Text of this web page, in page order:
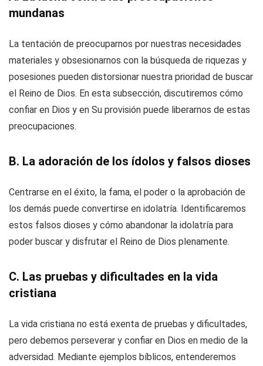
mundanas
La tentación de preocuparnos por nuestras necesidades
materiales y obsesionarnos con la búsqueda de riquezas y
posesiones pueden distorsionar nuestra prioridad de buscar
el Reino de Dios. En esta subsección, discutiremos cómo
confiar en Dios y en Su provisión puede liberarnos de estas
preocupaciones.
B. La adoración de los ídolos y falsos dioses
Centrarse en el éxito, la fama, el poder o la aprobación de
los demás puede convertirse en idolatría. Identificaremos
estos falsos dioses y cómo abandonar la idolatría para
poder buscar y disfrutar el Reino de Dios plenamente.
C. Las pruebas y dificultades en la vida
cristiana
La vida cristiana no está exenta de pruebas y dificultades,
pero debemos perseverar y confiar en Dios en medio de la
adversidad. Mediante ejemplos bíblicos, entenderemos